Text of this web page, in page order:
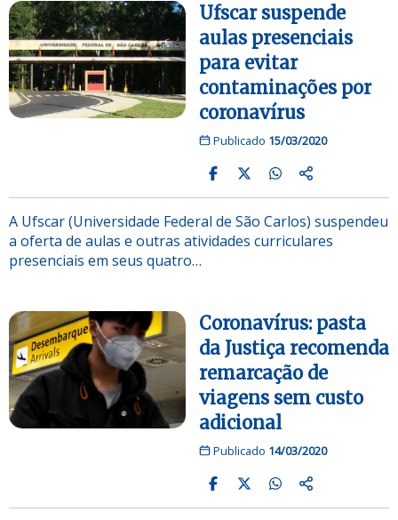
Ufscar suspende
aulas presenciais
para evitar
contaminações por
coronavírus
Publicado 15/03/2020
A Ufscar (Universidade Federal de São Carlos) suspendeu
a oferta de aulas e outras atividades curriculares
presenciais em seus quatro…
Coronavírus: pasta
da Justiça recomenda
remarcação de
viagens sem custo
adicional
Publicado 14/03/2020